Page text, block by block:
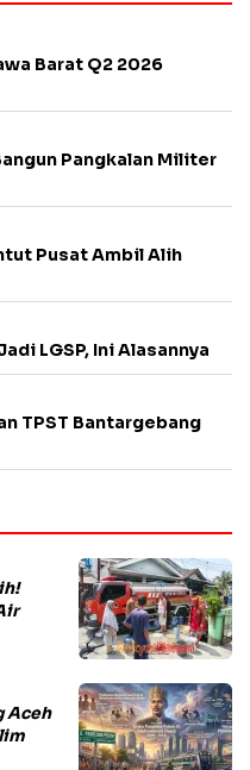
Barat Q2 2026
Pangkalan Militer
Pusat Ambil Alih
LGSP, Ini Alasannya
TPST Bantargebang
Aceh